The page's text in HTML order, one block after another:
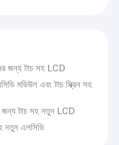
জন্য টাচ সহ LCD
মডিউল এবং টাচ স্ক্রিন সহ
জন্য টাচ সহ নতুন LCD
নতুন এলসিডি